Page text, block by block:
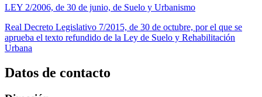
LEY 2/2006, de 30 de junio, de Suelo y Urbanismo
Real Decreto Legislativo 7/2015, de 30 de octubre, por el que se
aprueba el texto refundido de la Ley de Suelo y Rehabilitación
Urbana
Datos de contacto